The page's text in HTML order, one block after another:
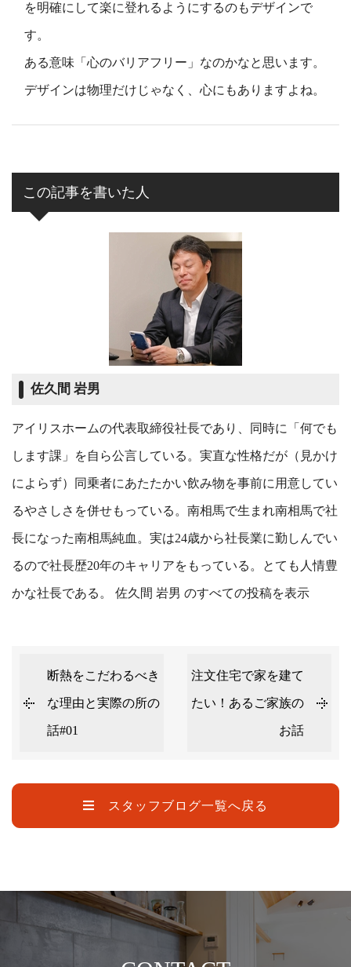
を明確にして楽に登れるようにするのもデザインで
す。
ある意味「心のバリアフリー」なのかなと思います。
デザインは物理だけじゃなく、心にもありますよね。
この記事を書いた人
佐久間 岩男
アイリスホームの代表取締役社長であり、同時に「何でも
します課」を自ら公言している。実直な性格だが（見かけ
によらず）同乗者にあたたかい飲み物を事前に用意してい
るやさしさを併せもっている。南相馬で生まれ南相馬で社
長になった南相馬純血。実は24歳から社長業に勤しんでい
るので社長歴20年のキャリアをもっている。とても人情豊
かな社長である。 佐久間 岩男 のすべての投稿を表示
断熱をこだわるべき
な理由と実際の所の
話#01
注文住宅で家を建て
たい！あるご家族の
お話
スタッフブログ一覧へ戻る